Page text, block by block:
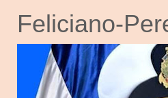
Feliciano-